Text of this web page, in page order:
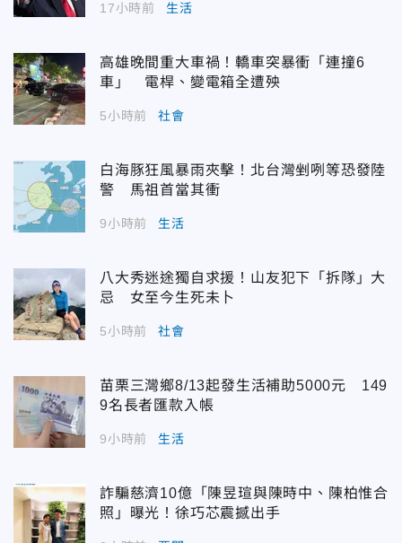
17小時前 生活
高雄晚間重大車禍！轎車突暴衝「連撞6
車」 電桿、變電箱全遭殃
5小時前 社會
白海豚狂風暴雨夾擊！北台灣剉咧等恐發陸
警 馬祖首當其衝
9小時前 生活
八大秀迷途獨自求援！山友犯下「拆隊」大
忌 女至今生死未卜
5小時前 社會
苗栗三灣鄉8/13起發生活補助5000元 149
9名長者匯款入帳
9小時前 生活
詐騙慈濟10億「陳昱瑄與陳時中、陳柏惟合
照」曝光！徐巧芯震撼出手